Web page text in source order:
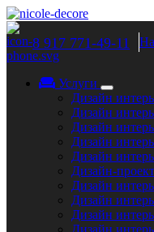
8 917 771-49-11
Услуги
Дизайн
Дизайн
Дизайн
Дизайн
Дизайн
Дизайн-
Дизайн
Дизайн
Дизайн
Дизайн